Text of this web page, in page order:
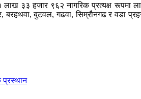
३३ हजार ९६२ नागरिक प्रत्यक्ष रूपमा
बरहथवा, बुटवल, गढवा, सिम्रौनगढ र वडा